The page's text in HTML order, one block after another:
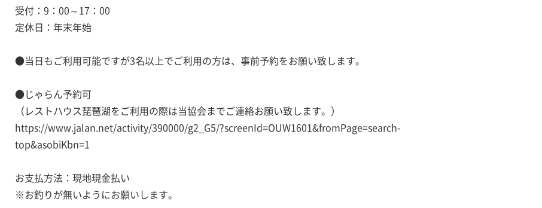
受付：9：00～17：00
定休日：年末年始
●当日もご利用可能ですが3名以上でご利用の方は、事前予約をお願い致します。
●じゃらん予約可
（レストハウス琵琶湖をご利用の際は当協会までご連絡お願い致します。）
https://www.jalan.net/activity/390000/g2_G5/?screenId=OUW1601&fromPage=search-
top&asobiKbn=1
お支払方法：現地現金払い
※お釣りが無いようにお願いします。